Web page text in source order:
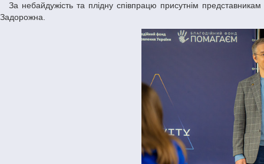
За небайдужість та плідну співпрацю присутнім представникам сектору громадських ініціатив подякувала заступниця голови ДніпроОВА Надія
Задорожна.